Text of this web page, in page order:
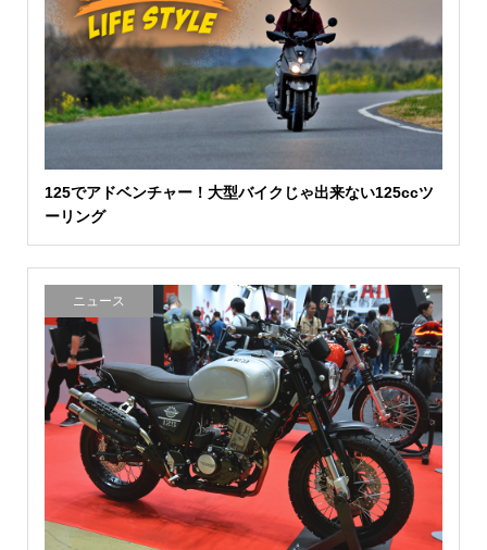
125でアドベンチャー！大型バイクじゃ出来ない125ccツ
ーリング
ニュース